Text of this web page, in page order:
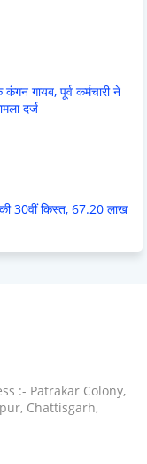
गायब, पूर्व कर्मचारी ने
दर्ज
की 30वीं किस्त, 67.20 लाख
:- Patrakar Colony,
Chattisgarh,